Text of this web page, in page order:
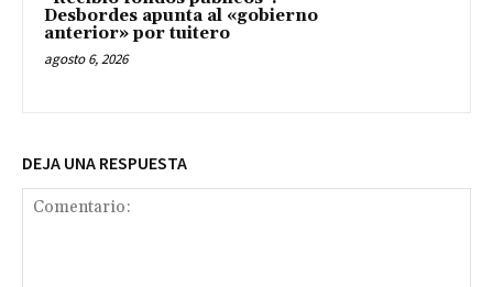
Desbordes apunta al «gobierno
anterior» por tuitero
agosto 6, 2026
DEJA UNA RESPUESTA